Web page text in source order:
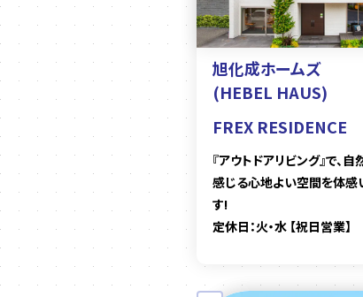
旭化成ホームズ
(HEBEL HAUS)
FREX RESIDENCE
『アウトドアリビング』で、
感じる心地よい空間を体感
す!
定休日：火・水 【祝日営業】